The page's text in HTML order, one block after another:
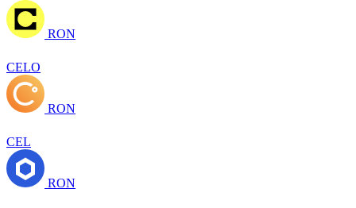
RON
CELO
RON
CEL
RON